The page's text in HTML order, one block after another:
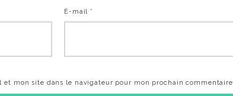
E-mail *
mon site dans le navigateur pour mon prochain commentaire.